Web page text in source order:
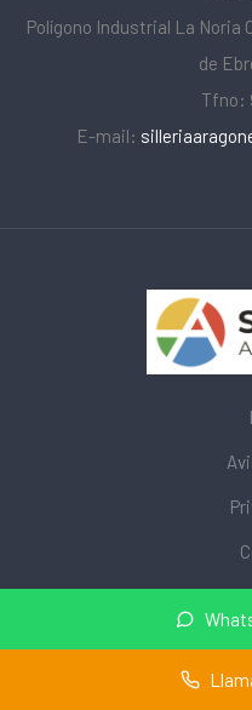
Polígono Industrial La Noria
de
Tfno:
E-mail:
© 2026